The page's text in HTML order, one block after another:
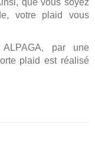
que vous soyez
votre plaid vous
par une
plaid est réalisé